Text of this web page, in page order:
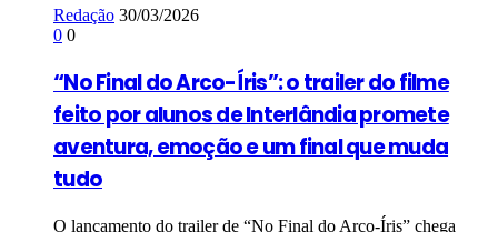
Redação 30/03/2026
0 0
“No Final do Arco-Íris”: o trailer do filme
feito por alunos de Interlândia promete
aventura, emoção e um final que muda
tudo
O lançamento do trailer de “No Final do Arco-Íris” chega